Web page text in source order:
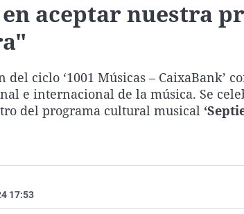
aceptar nuestra
del ciclo ‘1001 Músicas – CaixaBank’
e internacional de la música. Se
del programa cultural musical
17:53